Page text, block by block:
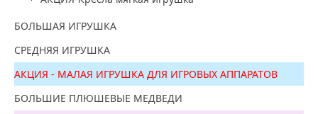
БОЛЬШАЯ ИГРУШКА
СРЕДНЯЯ ИГРУШКА
АКЦИЯ - МАЛАЯ ИГРУШКА ДЛЯ ИГРОВЫХ АППАРАТОВ
БОЛЬШИЕ ПЛЮШЕВЫЕ МЕДВЕДИ